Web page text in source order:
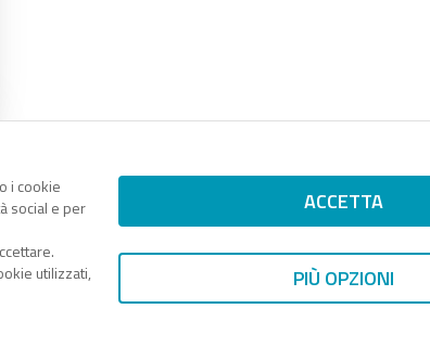
i cookie
social e per
utilizzati,
ACCETTA
PIÙ OPZIONI